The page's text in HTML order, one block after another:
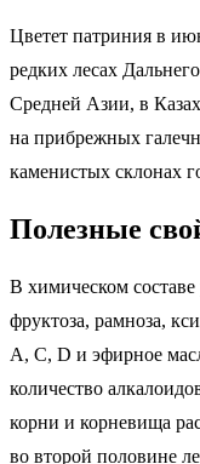
Цветет патриния в
редких лесах
Средней Азии, в
на прибрежных
каменистых склонах
Полезные
В химическом
фруктоза, рамноза,
A, C, D и эфирное
количество
корни и корневища
во второй половине